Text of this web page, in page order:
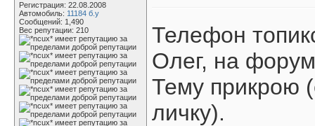
Регистрация: 22.08.2008
Автомобиль: 11184 б.у
Сообщений: 1,490
Вес репутации: 210
Телефон
Олег, на
Тему прикрою
личку).